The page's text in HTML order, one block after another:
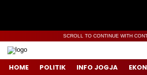
SCROLL TO CONTINUE WITH
HOME POLITIK INFO JOGJA